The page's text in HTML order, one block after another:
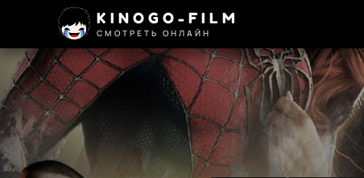
KINOGO-FILM
СМОТРЕТЬ ОНЛАЙН